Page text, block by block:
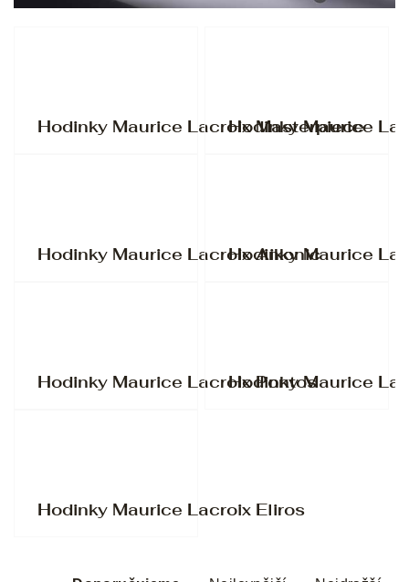
Hodinky Maurice Lacroix Masterpiece
Hodinky Maurice
Hodinky Maurice Lacroix Aikonic
Hodinky Maurice
Hodinky Maurice Lacroix Pontos
Hodinky Maurice
Hodinky Maurice Lacroix Eliros